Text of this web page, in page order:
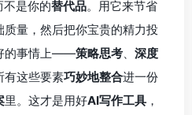
不是你的替代品。用它来节省
量，然后把你宝贵的精力投
的事情上——策略思考
深度
有这些要素巧妙地整合进一份
里。这才是用好AI写作工具 ，